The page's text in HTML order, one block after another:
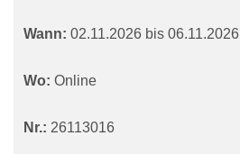
Wann: 02.11.2026 bis 06.11.2026
Wo: Online
Nr.: 26113016